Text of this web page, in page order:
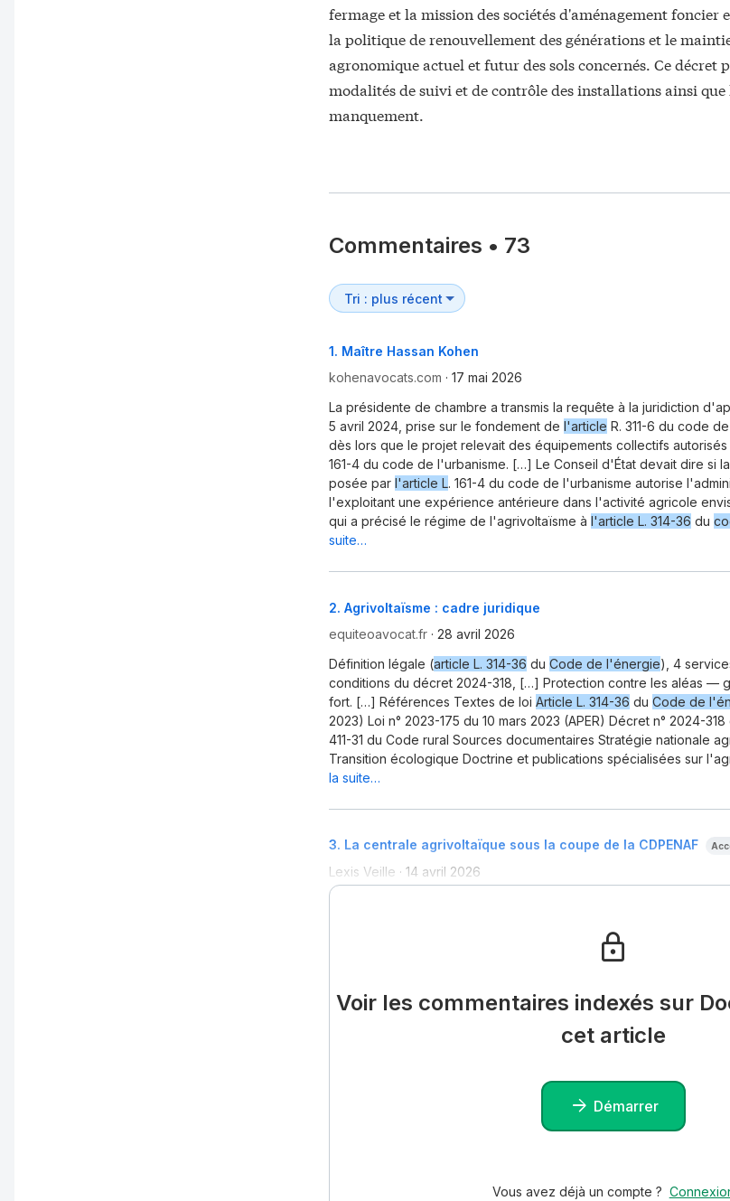
fermage et la mission des sociétés d'aménagement foncier
la politique de renouvellement des générations et le
agronomique actuel et futur des sols concernés. Ce décret
modalités de suivi et de contrôle des installations ainsi que
manquement.
Commentaires • 73
1. Maître Hassan Kohen
kohenavocats.com · 17 mai 2026
La présidente de chambre a transmis la requête à la juridiction
5 avril 2024, prise sur le fondement de l'article R. 311-6 du code
dès lors que le projet relevait des équipements collectifs
161-4 du code de l'urbanisme. […] Le Conseil d'État devait dire si
posée par l'article L. 161-4 du code de l'urbanisme autorise
l'exploitant une expérience antérieure dans l'activité agricole
qui a précisé le régime de l'agrivoltaïsme à l'article L. 314-36 du
suite…
2. Agrivoltaïsme : cadre juridique
equiteoavocat.fr · 28 avril 2026
Définition légale (article L. 314-36 du Code de l'énergie), 4
conditions du décret 2024-318, […] Protection contre les aléas —
fort. […] Références Textes de loi Article L. 314-36 du Code de
2023) Loi n° 2023-175 du 10 mars 2023 (APER) Décret n° 2024-
411-31 du Code rural Sources documentaires Stratégie nationale
Transition écologique Doctrine et publications spécialisées sur
la suite…
3. La centrale agrivoltaïque sous la coupe de la CDPENAF
Lexis Veille · 14 avril 2026
Voir les commentaires indexés sur
cet article
Démarrer
Vous avez déjà un compte ?